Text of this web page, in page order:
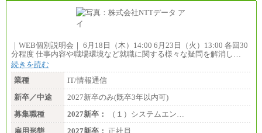
｜WEB個別説明会｜ 6月18日（木）14:00 6月23日（火）13:00 各回30
分程度 仕事内容や職場環境など就職に関する様々な疑問を解消し…
続きを読む
業種
IT/情報通信
新卒／中途
2027新卒のみ(既卒3年以内可)
募集職種
2027新卒：
（１）システムエン…
雇用形態
2027新卒： 正社員